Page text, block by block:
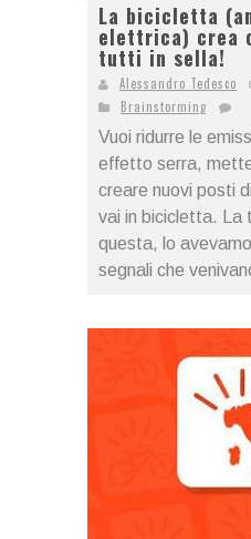
La bicicletta
elettrica) crea
tutti in sella!
Alessandro Tedesco
Brainstorming
Vuoi ridurre le
effetto serra,
creare nuovi posti
vai in bicicletta. La
questa, lo
segnali che